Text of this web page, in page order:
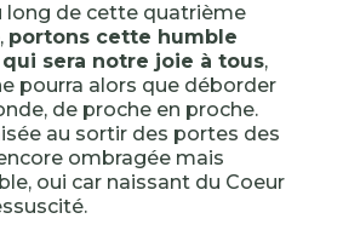
long de cette quatrième
portons cette humble
sera notre joie à tous,
pourra alors que déborder
de proche en proche.
au sortir des portes des
ombragée mais
oui car naissant du Coeur